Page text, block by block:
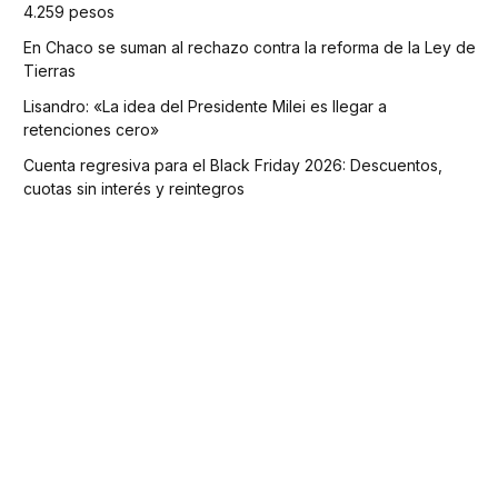
4.259 pesos
En Chaco se suman al rechazo contra la reforma de la Ley de
Tierras
Lisandro: «La idea del Presidente Milei es llegar a
retenciones cero»
Cuenta regresiva para el Black Friday 2026: Descuentos,
cuotas sin interés y reintegros